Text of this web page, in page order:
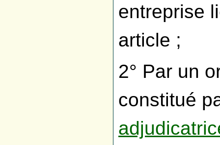
entreprise
article ;
2° Par un
constitué